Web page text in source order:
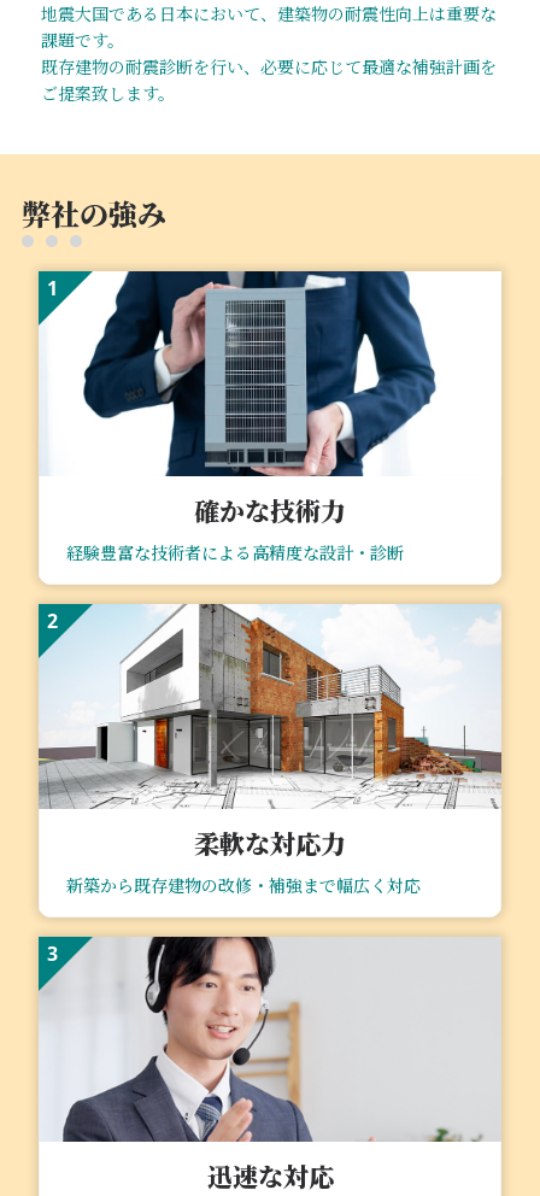
地震⼤国である⽇本において、建築物の耐震性向上は重要な
課題です。
既存建物の耐震診断を⾏い、必要に応じて最適な補強計画を
ご提案致します。
弊社の強み
1
確かな技術⼒
経験豊富な技術者による⾼精度な設計・診断
2
柔軟な対応⼒
新築から既存建物の改修・補強まで幅広く対応
3
迅速な対応